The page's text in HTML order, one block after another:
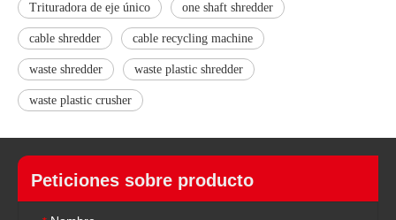
Trituradora de eje único one shaft shredder
cable shredder cable recycling machine
waste shredder waste plastic shredder
waste plastic crusher
Peticiones sobre producto